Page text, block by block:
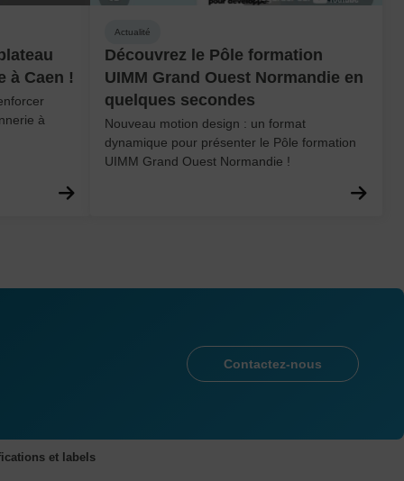
à Caen !
à
Actualité
Découvrez le Pôle formation
UIMM Grand Ouest Normandie en
quelques secondes
Nouveau motion design : un format
dynamique pour présenter le Pôle formation
UIMM Grand Ouest Normandie !
Contactez-nous
et labels